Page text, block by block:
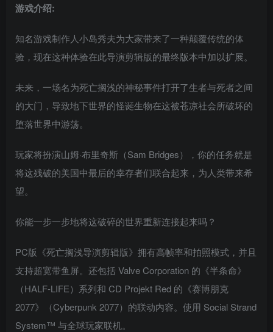
游戏介绍:
知名游戏制作人小岛秀夫为大家带来了一种颠覆传统的体
验，现在这种体验在此导演剪辑版的最终版本中加以扩展。
未来，一场名为死亡搁浅的神秘事件打开了生者与死者之间
的大门，导致地下世界的怪诞生物在这被苍凉社会所破坏的
堕落世界中游荡。
玩家将扮演山姆·布里奇斯（Sam Bridges），你的任务就是
将这残破的美国中最后的幸存者们联合起来，为人类带来希
望。
你能一步一步地将这破碎的世界重新连接起来吗？
PC版《死亡搁浅导演剪辑版》拥有高帧率和拍照模式，并且
支持超宽带鱼屏。还包括 Valve Corporation 的《半条命》
（HALF-LIFE）系列和 CD Projekt Red 的《赛博朋克
2077》（Cyberpunk 2077）的联动内容。使用 Social Strand
System™ 与全球玩家联机。